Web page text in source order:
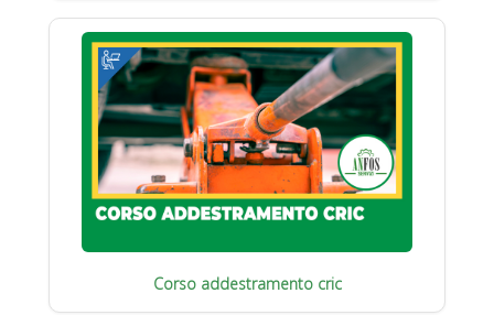
Corso addestramento cric